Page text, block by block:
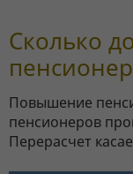
Сколько
Повышение
пенсионеров
Перерасчет